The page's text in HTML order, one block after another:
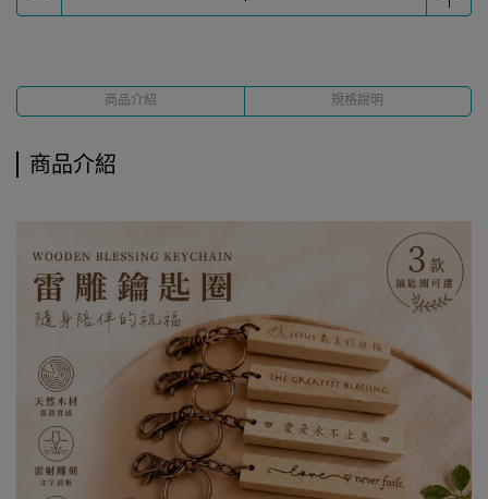
商品介紹 規格說明
商品介紹